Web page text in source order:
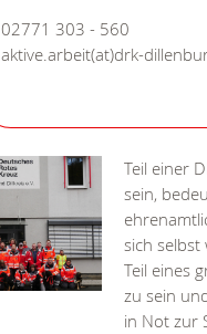
02771 303 - 560
aktive.arbeit(at)drk-
Teil einer
sein,
sich selbst
Teil eines
zu sein
in Not zur